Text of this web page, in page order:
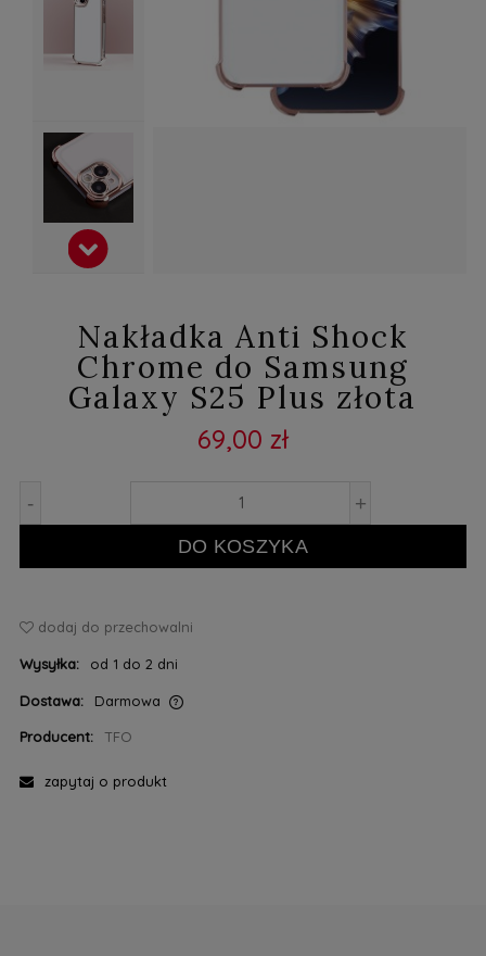
Nakładka Anti Shock
Chrome do Samsung
Galaxy S25 Plus złota
69,00 zł
- +
DO KOSZYKA
dodaj do przechowalni
Wysyłka: od 1 do 2 dni
Dostawa:
Darmowa
Producent:
TFO
zapytaj o produkt